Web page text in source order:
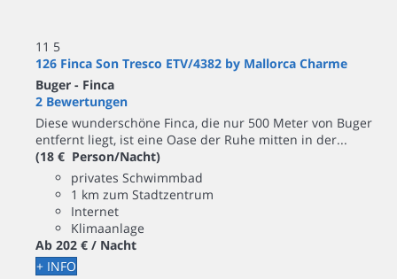
11 5
126 Finca Son Tresco ETV/4382 by Mallorca Charme
Buger - Finca
2 Bewertungen
Diese wunderschöne Finca, die nur 500 Meter von Buger
entfernt liegt, ist eine Oase der Ruhe mitten in der...
(18 € Person/Nacht)
privates Schwimmbad
1 km zum Stadtzentrum
Internet
Klimaanlage
Ab 202 € / Nacht
+ INFO